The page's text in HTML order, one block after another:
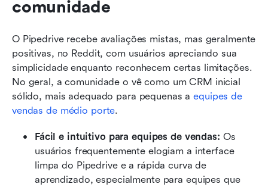
comunidade
O Pipedrive recebe avaliações mistas, mas geralmente
positivas, no Reddit, com usuários apreciando sua
simplicidade enquanto reconhecem certas limitações.
No geral, a comunidade o vê como um CRM inicial
sólido, mais adequado para pequenas a equipes de
vendas de médio porte.
Fácil e intuitivo para equipes de vendas: Os
usuários frequentemente elogiam a interface
limpa do Pipedrive e a rápida curva de
aprendizado, especialmente para equipes que